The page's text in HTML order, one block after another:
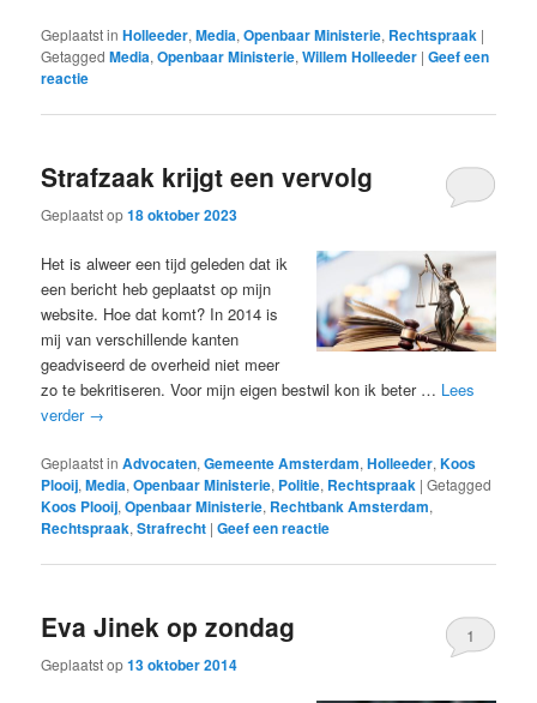
Geplaatst in Holleeder,Media,Openbaar Ministerie, Rechtspraak |
Getagged Media,Openbaar Ministerie,Willem Holleeder |Geef een
reactie
Strafzaak krijgt een vervolg
Geplaatst op18 oktober 2023
Het is alweer een tijd geleden dat ik
een bericht heb geplaatst op mijn
website. Hoe dat komt? In 2014 is
mij van verschillende kanten
geadviseerd de overheid niet meer
zo te bekritiseren. Voor mijn eigen bestwil kon ik beter … Lees
verder →
Geplaatst in Advocaten,Gemeente Amsterdam,Holleeder,Koos
Plooij,Media,Openbaar Ministerie, Politie, Rechtspraak |Getagged
Koos Plooij,Openbaar Ministerie, Rechtbank Amsterdam,
Rechtspraak,Strafrecht |Geef een reactie
Eva Jinek op zondag
Geplaatst op13 oktober 2014
1